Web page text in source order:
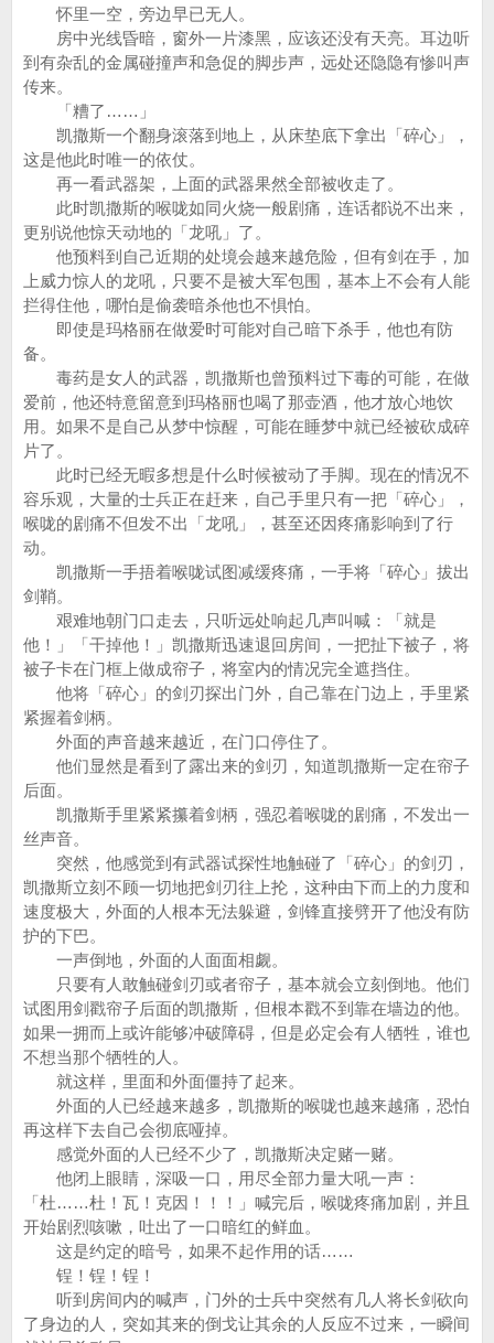
怀里一空，旁边早已无人。
房中光线昏暗，窗外一片漆黑，应该还没有天亮。耳边听
到有杂乱的金属碰撞声和急促的脚步声，远处还隐隐有惨叫声
传来。
「糟了……」
凯撒斯一个翻身滚落到地上，从床垫底下拿出「碎心」，
这是他此时唯一的依仗。
再一看武器架，上面的武器果然全部被收走了。
此时凯撒斯的喉咙如同火烧一般剧痛，连话都说不出来，
更别说他惊天动地的「龙吼」了。
他预料到自己近期的处境会越来越危险，但有剑在手，加
上威力惊人的龙吼，只要不是被大军包围，基本上不会有人能
拦得住他，哪怕是偷袭暗杀他也不惧怕。
即使是玛格丽在做爱时可能对自己暗下杀手，他也有防
备。
毒药是女人的武器，凯撒斯也曾预料过下毒的可能，在做
爱前，他还特意留意到玛格丽也喝了那壶酒，他才放心地饮
用。如果不是自己从梦中惊醒，可能在睡梦中就已经被砍成碎
片了。
此时已经无暇多想是什么时候被动了手脚。现在的情况不
容乐观，大量的士兵正在赶来，自己手里只有一把「碎心」，
喉咙的剧痛不但发不出「龙吼」，甚至还因疼痛影响到了行
动。
凯撒斯一手捂着喉咙试图减缓疼痛，一手将「碎心」拔出
剑鞘。
艰难地朝门口走去，只听远处响起几声叫喊：「就是
他！」「干掉他！」凯撒斯迅速退回房间，一把扯下被子，将
被子卡在门框上做成帘子，将室内的情况完全遮挡住。
他将「碎心」的剑刃探出门外，自己靠在门边上，手里紧
紧握着剑柄。
外面的声音越来越近，在门口停住了。
他们显然是看到了露出来的剑刃，知道凯撒斯一定在帘子
后面。
凯撒斯手里紧紧攥着剑柄，强忍着喉咙的剧痛，不发出一
丝声音。
突然，他感觉到有武器试探性地触碰了「碎心」的剑刃，
凯撒斯立刻不顾一切地把剑刃往上抡，这种由下而上的力度和
速度极大，外面的人根本无法躲避，剑锋直接劈开了他没有防
护的下巴。
一声倒地，外面的人面面相觑。
只要有人敢触碰剑刃或者帘子，基本就会立刻倒地。他们
试图用剑戳帘子后面的凯撒斯，但根本戳不到靠在墙边的他。
如果一拥而上或许能够冲破障碍，但是必定会有人牺牲，谁也
不想当那个牺牲的人。
就这样，里面和外面僵持了起来。
外面的人已经越来越多，凯撒斯的喉咙也越来越痛，恐怕
再这样下去自己会彻底哑掉。
感觉外面的人已经不少了，凯撒斯决定赌一赌。
他闭上眼睛，深吸一口，用尽全部力量大吼一声：
「杜……杜！瓦！克因！！！」喊完后，喉咙疼痛加剧，并且
开始剧烈咳嗽，吐出了一口暗红的鲜血。
这是约定的暗号，如果不起作用的话……
锃！锃！锃！
听到房间内的喊声，门外的士兵中突然有几人将长剑砍向
了身边的人，突如其来的倒戈让其余的人反应不过来，一瞬间